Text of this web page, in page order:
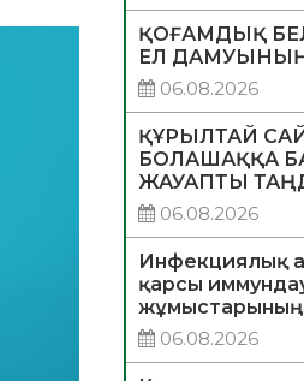
ҚОҒАМДЫҚ
ЕЛ ДАМУЫНЫҢ
06.08.2026
ҚҰРЫЛТАЙ
БОЛАШАҚҚА
ЖАУАПТЫ
06.08.2026
Инфекциялық
қарсы
жұмыстарының
06.08.2026